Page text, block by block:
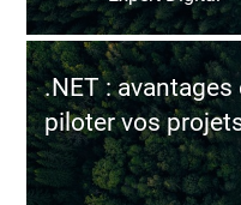
.NET :
piloter vos